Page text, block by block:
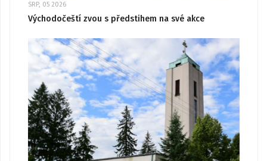
SRP, 05 2026
Východočeští zvou s předstihem na své akce